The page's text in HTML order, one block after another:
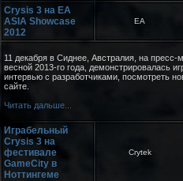
Crysis 3 на EA
ASIA Showcase
2012
EA
11 декабря в Сиднее, Австралия, на пресс-
весной 2013-го года, демонстрировалась
интервью с разработчиками, посмотреть
сайте.
Читать дальше...
Играбельный
Crysis 3 на
фестивале
GameCity в
Ноттингеме
Crytek